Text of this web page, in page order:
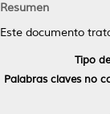
Resumen
Este documento
Tipo
Palabras claves no